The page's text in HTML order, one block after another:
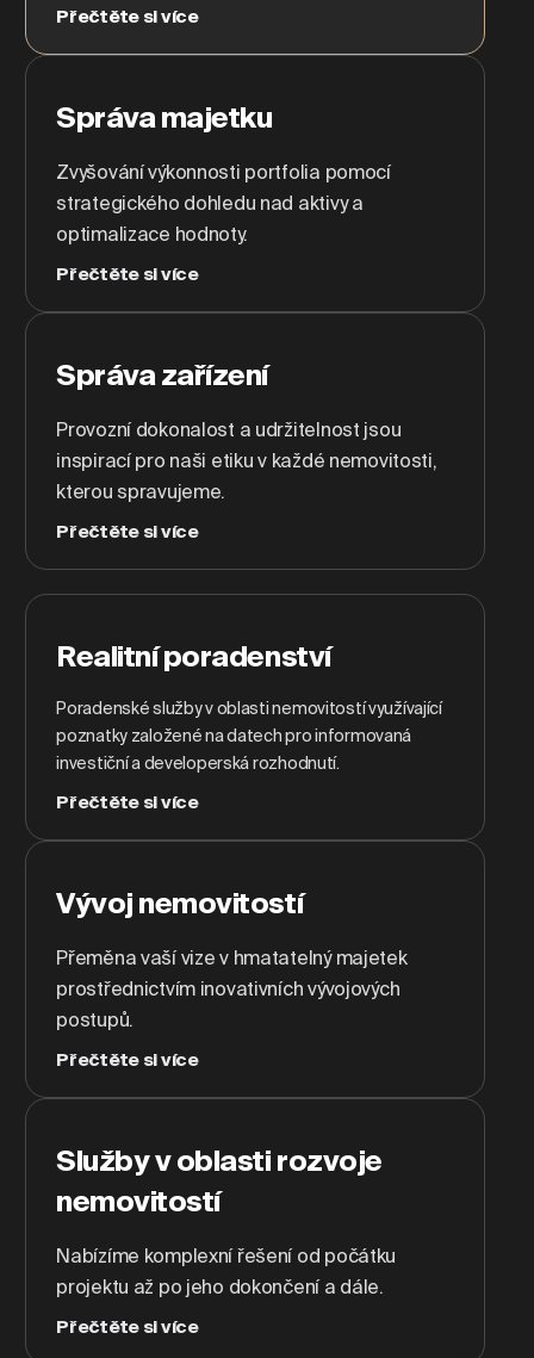
Přečtěte si více
Správa majetku
Zvyšování výkonnosti portfolia pomocí
strategického dohledu nad aktivy a
optimalizace hodnoty.
Přečtěte si více
Správa zařízení
Provozní dokonalost a udržitelnost jsou
inspirací pro naši etiku v každé nemovitosti,
kterou spravujeme.
Přečtěte si více
Realitní poradenství
Poradenské služby v oblasti nemovitostí využívající
poznatky založené na datech pro informovaná
investiční a developerská rozhodnutí.
Přečtěte si více
Vývoj nemovitostí
Přeměna vaší vize v hmatatelný majetek
prostřednictvím inovativních vývojových
postupů.
Přečtěte si více
Služby v oblasti rozvoje
nemovitostí
Nabízíme komplexní řešení od počátku
projektu až po jeho dokončení a dále.
Přečtěte si více